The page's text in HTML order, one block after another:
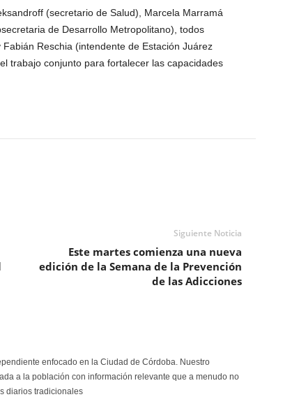
(secretario de Salud), Marcela Marramá
de Desarrollo Metropolitano), todos
Reschia (intendente de Estación Juárez
trabajo conjunto para fortalecer las capacidades
Siguiente Noticia
Este martes comienza una nueva
edición de la Semana de la Prevención
de las Adicciones
enfocado en la Ciudad de Córdoba. Nuestro
a la población con información relevante que a menudo no
diarios tradicionales